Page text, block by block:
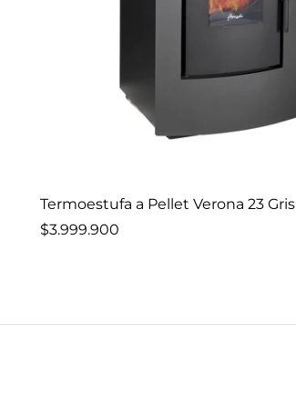
Termoestufa a Pellet Verona 23 Gris
$3.999.900